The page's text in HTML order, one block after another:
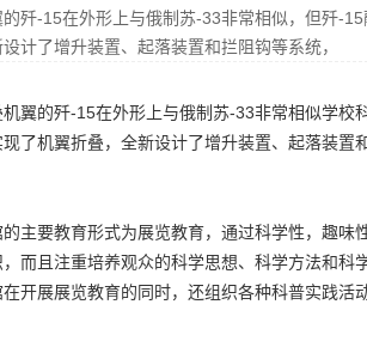
歼-15在外形上与俄制苏-33非常相似，但歼-
计了增升装置、起落装置和拦阻钩等系统，
翼的歼-15在外形上与俄制苏-33非常相似学校
了机翼折叠，全新设计了增升装置、起落装
主要教育形式为展览教育，通过科学性，趣
而且注重培养观众的科学思想、科学方法和科学
开展展览教育的同时，还组织各种科普实践活